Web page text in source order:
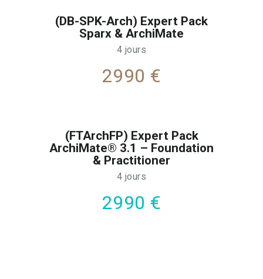
(DB-SPK-Arch) Expert Pack
Sparx & ArchiMate
4 jours
2990 €
(FTArchFP) Expert Pack
ArchiMate® 3.1 – Foundation
& Practitioner
4 jours
2990 €